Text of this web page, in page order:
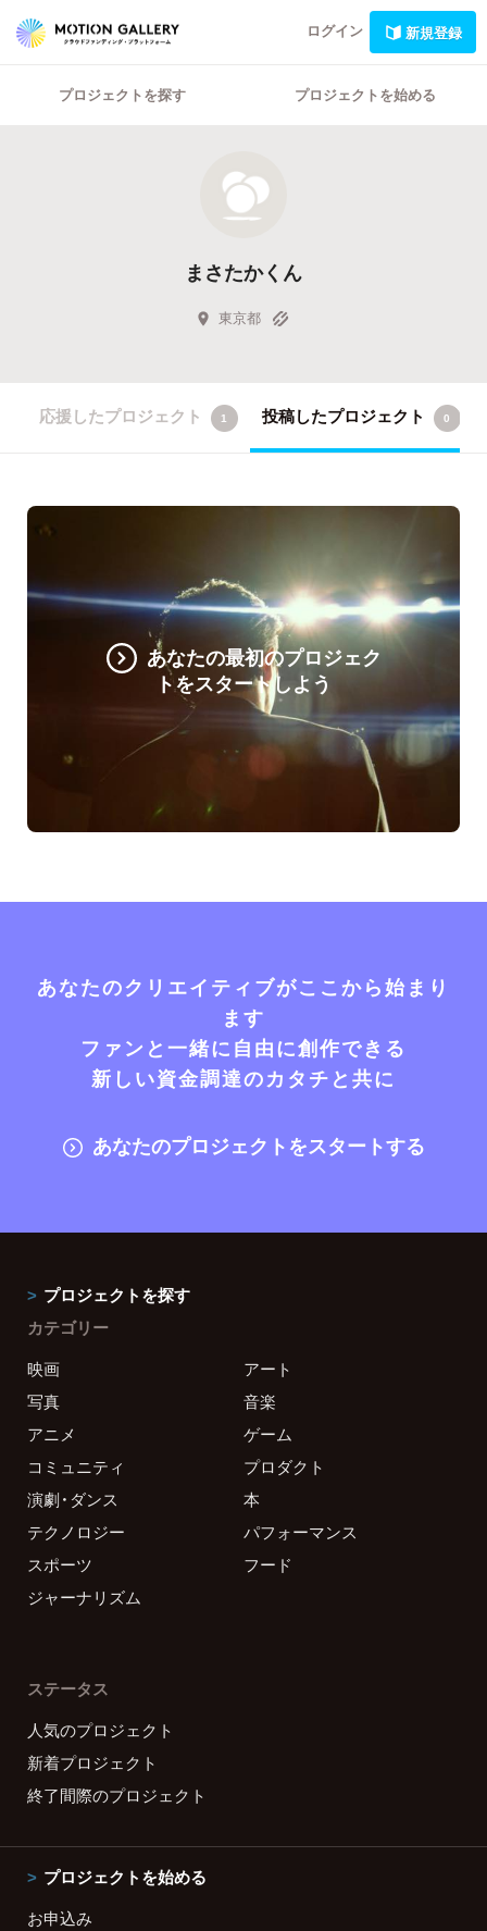
ログイン 新規登録
プロジェクトを探す プロジェクトを始める
まさたかくん
東京都
応援したプロジェクト 1 投稿したプロジェクト 0
あなたの最初のプロジェク
トをスタートしよう
あなたのクリエイティブがここから始まり
ます
ファンと一緒に自由に創作できる
新しい資金調達のカタチと共に
あなたのプロジェクトをスタートする
プロジェクトを探す
カテゴリー
映画
アート
写真
音楽
アニメ
ゲーム
コミュニティ
プロダクト
演劇・ダンス
本
テクノロジー
パフォーマンス
スポーツ
フード
ジャーナリズム
ステータス
人気のプロジェクト
新着プロジェクト
終了間際のプロジェクト
プロジェクトを始める
お申込み